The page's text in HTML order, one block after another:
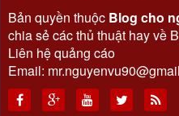
Bản quyền thuộc Blog cho
chia sẻ các thủ thuật hay về
Liên hệ quảng cáo
Email: